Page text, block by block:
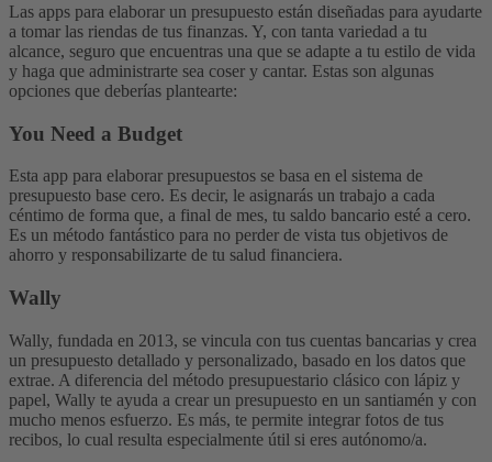
Las apps para elaborar un presupuesto están diseñadas para ayudarte
a tomar las riendas de tus finanzas. Y, con tanta variedad a tu
alcance, seguro que encuentras una que se adapte a tu estilo de vida
y haga que administrarte sea coser y cantar. Estas son algunas
opciones que deberías plantearte:
You Need a Budget
Esta app para elaborar presupuestos se basa en el sistema de
presupuesto base cero. Es decir, le asignarás un trabajo a cada
céntimo de forma que, a final de mes, tu saldo bancario esté a cero.
Es un método fantástico para no perder de vista tus objetivos de
ahorro y responsabilizarte de tu salud financiera.
Wally
Wally, fundada en 2013, se vincula con tus cuentas bancarias y crea
un presupuesto detallado y personalizado, basado en los datos que
extrae. A diferencia del método presupuestario clásico con lápiz y
papel, Wally te ayuda a crear un presupuesto en un santiamén y con
mucho menos esfuerzo. Es más, te permite integrar fotos de tus
recibos, lo cual resulta especialmente útil si eres autónomo/a.